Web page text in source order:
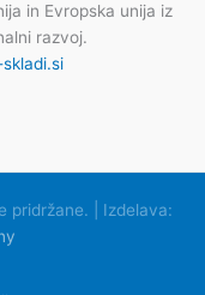
in Evropska unija iz
razvoj.
pridržane. | Izdelava: